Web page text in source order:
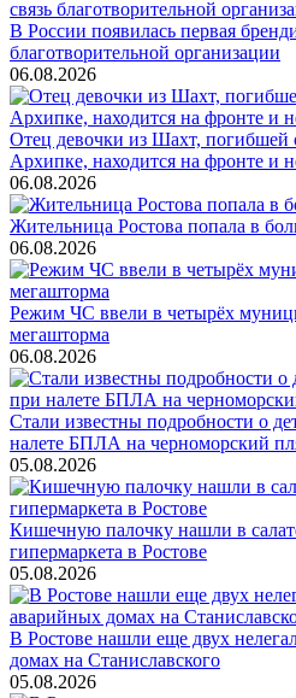
В России появилась первая
благотворительной организации
06.08.2026
Отец девочки из Шахт,
Архипке, находится на фронте и
06.08.2026
Жительница Ростова попала в
06.08.2026
Режим ЧС ввели в четырёх
мегашторма
06.08.2026
Стали известны подробности о
налете БПЛА на черноморский
05.08.2026
Кишечную палочку нашли в
гипермаркета в Ростове
05.08.2026
В Ростове нашли еще двух
домах на Станиславского
05.08.2026